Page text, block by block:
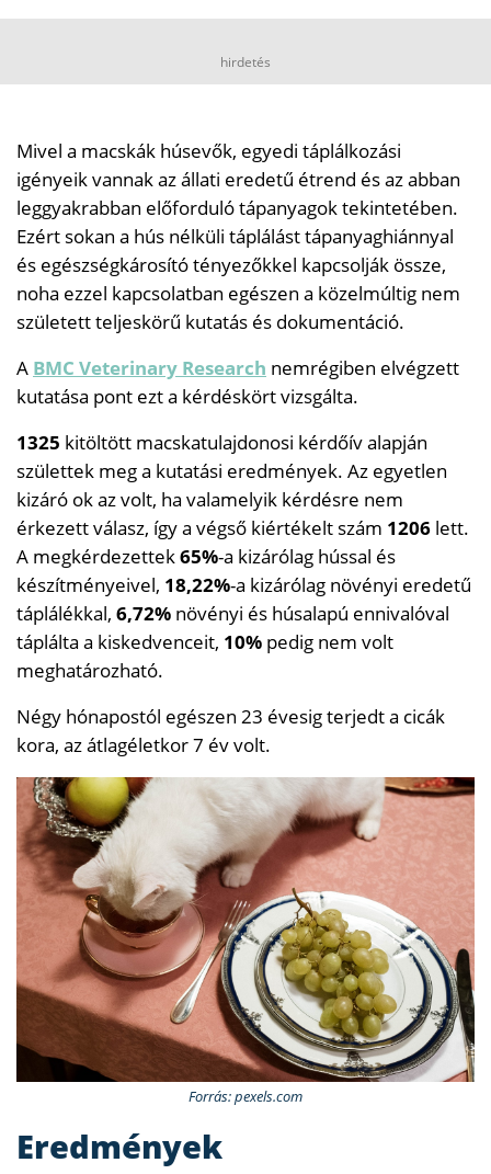
hirdetés
Mivel a macskák húsevők, egyedi táplálkozási
igényeik vannak az állati eredetű étrend és az abban
leggyakrabban előforduló tápanyagok tekintetében.
Ezért sokan a hús nélküli táplálást tápanyaghiánnyal
és egészségkárosító tényezőkkel kapcsolják össze,
noha ezzel kapcsolatban egészen a közelmúltig nem
született teljeskörű kutatás és dokumentáció.
A BMC Veterinary Research nemrégiben elvégzett
kutatása pont ezt a kérdéskört vizsgálta.
1325 kitöltött macskatulajdonosi kérdőív alapján
születtek meg a kutatási eredmények. Az egyetlen
kizáró ok az volt, ha valamelyik kérdésre nem
érkezett válasz, így a végső kiértékelt szám 1206 lett.
A megkérdezettek65%-a kizárólag hússal és
készítményeivel, 18,22%-a kizárólag növényi eredetű
táplálékkal, 6,72% növényi és húsalapú ennivalóval
táplálta a kiskedvenceit, 10% pedig nem volt
meghatározható.
Négy hónapostól egészen 23 évesig terjedt a cicák
kora, az átlagéletkor 7 év volt.
Forrás: pexels.com
Eredmények